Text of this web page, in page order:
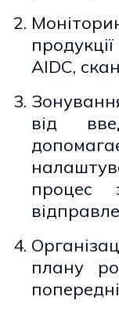
AIDC,
від
процес
плану